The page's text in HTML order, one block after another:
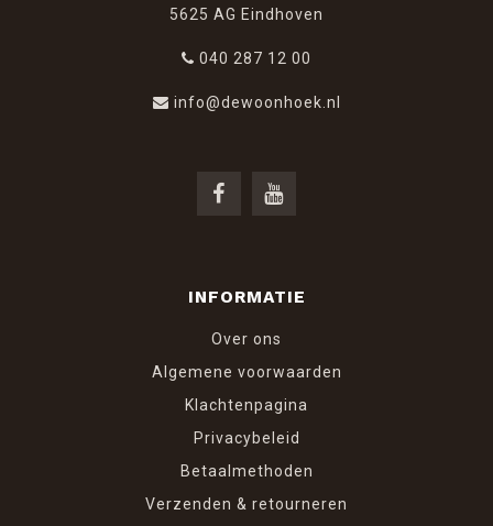
5625 AG Eindhoven
040 287 12 00
info@dewoonhoek.nl
INFORMATIE
Over ons
Algemene voorwaarden
Klachtenpagina
Privacybeleid
Betaalmethoden
Verzenden & retourneren